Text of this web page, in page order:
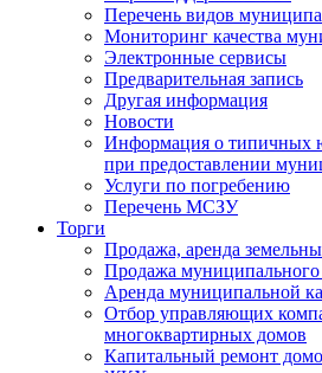
Перечень видов
Мониторинг качества
Электронные сервисы
Предварительная запись
Другая информация
Новости
Информация о типичных
при предоставлении
Услуги по погребению
Перечень МСЗУ
Торги
Продажа, аренда
Продажа
Аренда муниципальной
Отбор управляющих
многоквартирных домов
Капитальный ремонт